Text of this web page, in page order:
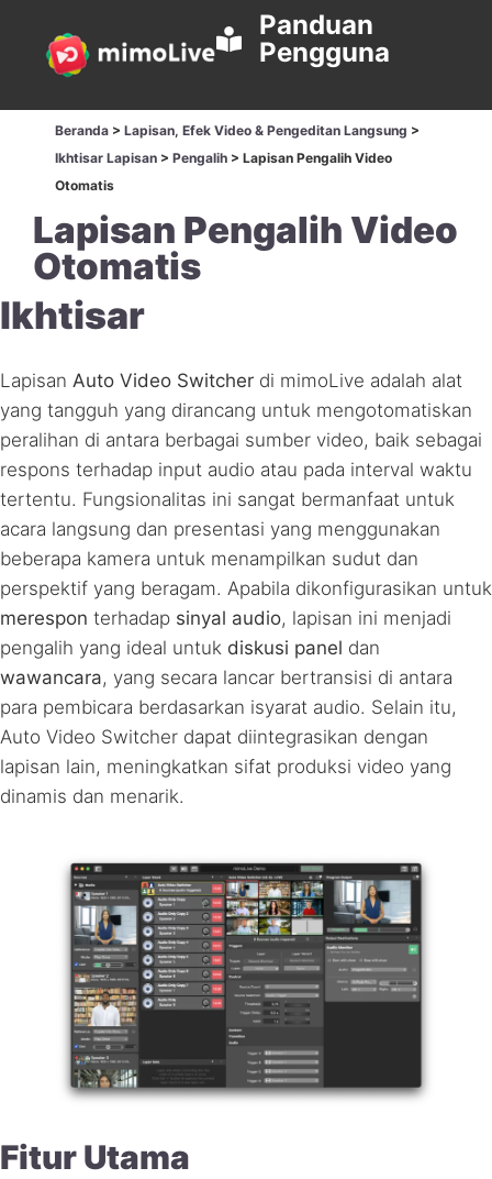
Panduan
Pengguna
Beranda > Lapisan, Efek Video & Pengeditan Langsung >
Ikhtisar Lapisan > Pengalih > Lapisan Pengalih Video
Otomatis
Lapisan Pengalih Video
Otomatis
Ikhtisar
Lapisan Auto Video Switcher di mimoLive adalah alat
yang tangguh yang dirancang untuk mengotomatiskan
peralihan di antara berbagai sumber video, baik sebagai
respons terhadap input audio atau pada interval waktu
tertentu. Fungsionalitas ini sangat bermanfaat untuk
acara langsung dan presentasi yang menggunakan
beberapa kamera untuk menampilkan sudut dan
perspektif yang beragam. Apabila dikonfigurasikan untuk
merespon terhadap sinyal audio, lapisan ini menjadi
pengalih yang ideal untuk diskusi panel dan
wawancara, yang secara lancar bertransisi di antara
para pembicara berdasarkan isyarat audio. Selain itu,
Auto Video Switcher dapat diintegrasikan dengan
lapisan lain, meningkatkan sifat produksi video yang
dinamis dan menarik.
Fitur Utama